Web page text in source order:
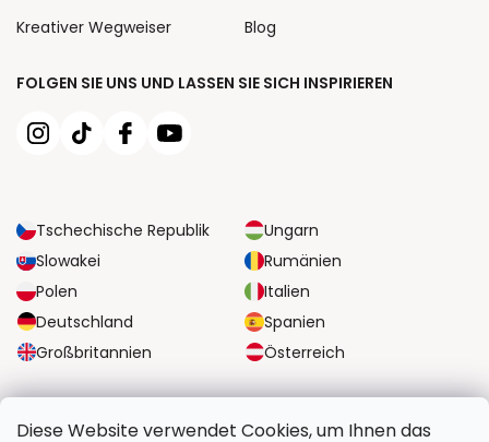
Diese Website verwendet Cookies, um Ihnen das
FOLGEN SIE UNS UND LASSEN SIE SICH INSPIRIEREN
Tschechische Republik
Ungarn
Slowakei
Rumänien
Polen
Italien
Deutschland
Spanien
Großbritannien
Österreich
Kreativer Wegweiser
Blog